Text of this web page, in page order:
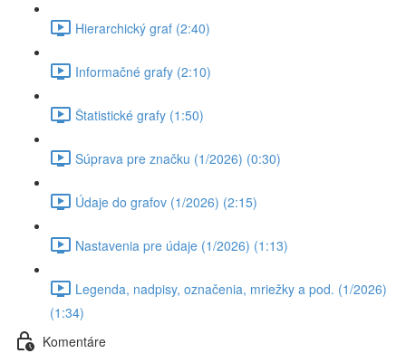
Hierarchický graf (2:40)
Informačné grafy (2:10)
Štatistické grafy (1:50)
Súprava pre značku (1/2026) (0:30)
Údaje do grafov (1/2026) (2:15)
Nastavenia pre údaje (1/2026) (1:13)
Legenda, nadpisy, označenia, mriežky a pod. (1/2026)
(1:34)
Komentáre